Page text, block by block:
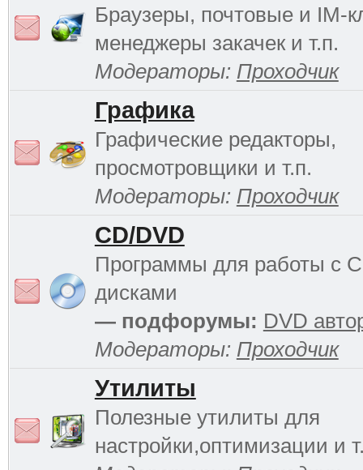
Браузеры, почтовые и IM-
менеджеры закачек и т.п.
Модераторы: Проходчик
Графика
Графические редакторы,
просмотровщики и т.п.
Модераторы: Проходчик
CD/DVD
Программы для работы с
дисками
— подфорумы: DVD
Модераторы: Проходчик
Утилиты
Полезные утилиты для
настройки,оптимизации и